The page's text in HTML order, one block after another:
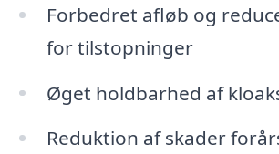
Forbedret afløb og
for tilstopninger
Øget holdbarhed af
Reduktion af skader